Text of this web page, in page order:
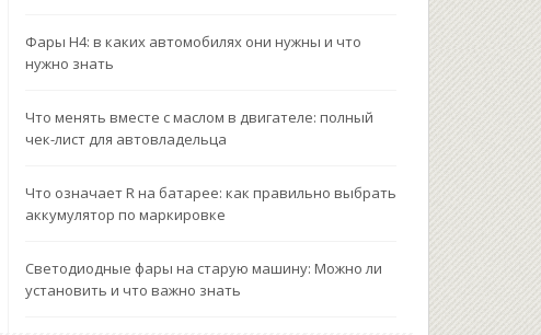
Фары H4: в каких автомобилях они нужны и что
нужно знать
Что менять вместе с маслом в двигателе: полный
чек-лист для автовладельца
Что означает R на батарее: как правильно выбрать
аккумулятор по маркировке
Светодиодные фары на старую машину: Можно ли
установить и что важно знать